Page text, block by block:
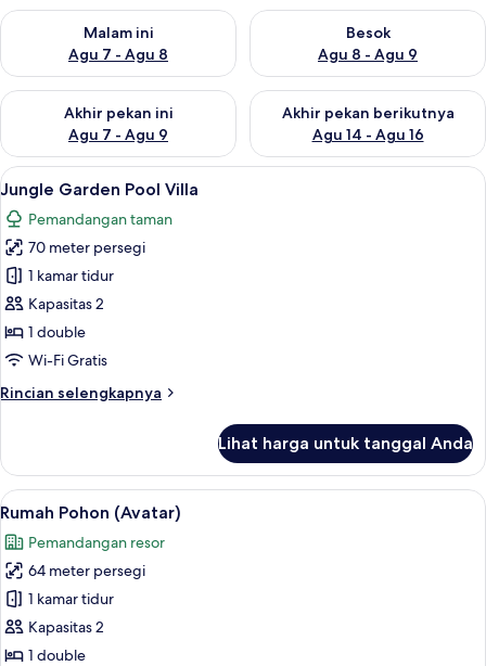
Malam ini
Agu 7 - Agu 8
Periksa ketersediaan untuk malam ini Agu 7 - Agu 8
Besok
Agu 8 - Agu 9
Periksa ketersediaan untuk
Akhir pekan ini
Agu 7 - Agu 9
Periksa ketersediaan untuk akhir pekan ini Agu 7 - Agu 9
Akhir pekan berikutnya
Agu 14 - Agu 16
Periksa ketersediaan untuk
Lihat
semua
foto
untuk
Jungle
Garden
Pool
Villa
Jungle Garden Pool Villa | Seprai
13
Jungle Garden Pool Villa
Pemandangan taman
70 meter persegi
1 kamar tidur
Kapasitas 2
1 double
Wi-Fi Gratis
Rincian selengkapnya
Rincian
Jungle
Garden
Pool
Lihat harga untuk tanggal Anda
Lihat
semua
foto
untuk
Rumah
Pohon
(Avatar)
Rumah Pohon (Avatar) | Seprai
13
Rumah Pohon (Avatar)
Pemandangan resor
64 meter persegi
1 kamar tidur
Kapasitas 2
1 double